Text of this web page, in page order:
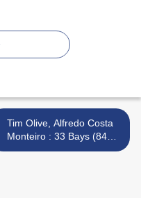
Tim Olive, Alfredo Costa
Monteiro : 33 Bays (845
Audio, 2012) >